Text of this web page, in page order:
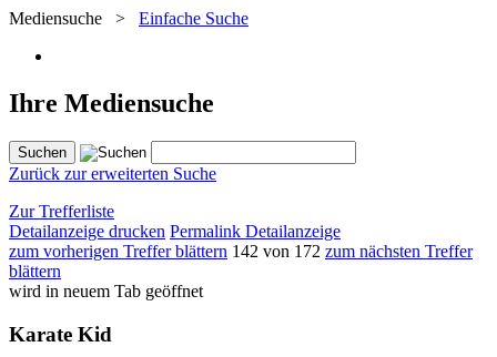
Mediensuche > Einfache Suche
Ihre Mediensuche
Zurück zur erweiterten Suche
Zur Trefferliste
Detailanzeige drucken Permalink Detailanzeige
zum vorherigen Treffer blättern 142 von 172 zum nächsten Treffer
blättern
wird in neuem Tab geöffnet
Karate Kid